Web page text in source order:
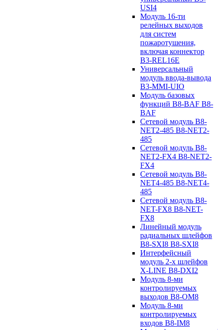
USI4
Модуль 16-ти
релейных выходов
для систем
пожаротушения,
включая коннектор
B3-REL16E
Универсальный
модуль ввода-вывода
B3-MMI-UIO
Модуль базовых
функций B8-BAF B8-
BAF
Сетевой модуль B8-
NET2-485 B8-NET2-
485
Сетевой модуль B8-
NET2-FX4 B8-NET2-
FX4
Сетевой модуль B8-
NET4-485 B8-NET4-
485
Сетевой модуль B8-
NET-FX8 B8-NET-
FX8
Линейный модуль
радиальных шлейфов
B8-SXI8 B8-SXI8
Интерфейсный
модуль 2-х шлейфов
X-LINE B8-DXI2
Модуль 8-ми
контролируемых
выходов B8-OM8
Модуль 8-ми
контролируемых
входов B8-IM8